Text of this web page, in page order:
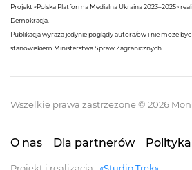
Projekt «Polska Platforma Medialna Ukraina 2023–2025»
Demokracja.
Publikacja wyraża jedynie poglądy autora/ów i nie może
stanowiskiem Ministerstwa Spraw Zagranicznych.
Wszelkie prawa zastrzeżone © 2026
O nas Dla partnerów